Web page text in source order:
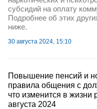
субсидий на оплату
Подробнее об этих
ниже.
30 августа 2024, 15:10
Повышение пенсий и
правила общения с
что изменится в жизни
августа 2024